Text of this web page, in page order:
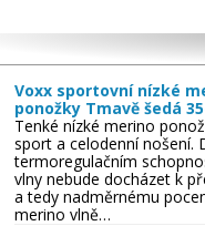
Voxx sportovní nízké
ponožky Tmavě šedá
Tenké nízké merino
sport a celodenní nošení.
termoregulačním
vlny nebude docházet k
a tedy nadměrnému
merino vlně…